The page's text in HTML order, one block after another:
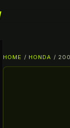
HOME / HONDA /